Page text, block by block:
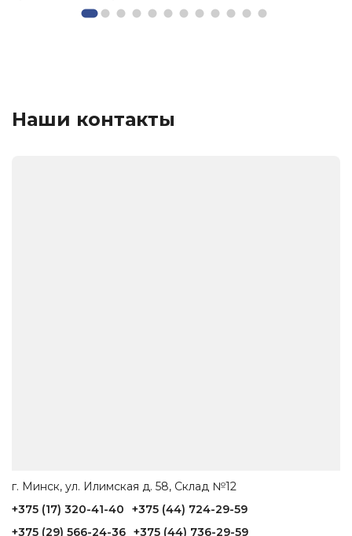
Наши контакты
г. Минск, ул. Илимская д. 58, Склад №12
+375 (17) 320-41-40
+375 (44) 724-29-59
+375 (29) 566-24-36 +375 (44) 736-29-59